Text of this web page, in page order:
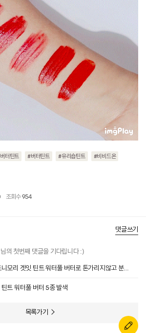
터틴트 #버터틴트 #유리숍틴트 #비비드온
조회수954
댓글쓰기
의 첫번째 댓글을 기다립니다 :)
유리숍틴트, 토니모리 겟잇 틴트 워터풀 버터로 톤가리지않고 분위기있는 입술
틴트 워터풀 버터 5종 발색
목록가기